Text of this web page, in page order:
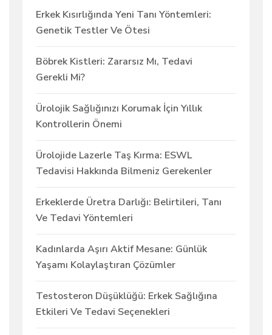
Erkek Kısırlığında Yeni Tanı Yöntemleri:
Genetik Testler Ve Ötesi
Böbrek Kistleri: Zararsız Mı, Tedavi
Gerekli Mi?
Ürolojik Sağlığınızı Korumak İçin Yıllık
Kontrollerin Önemi
Ürolojide Lazerle Taş Kırma: ESWL
Tedavisi Hakkında Bilmeniz Gerekenler
Erkeklerde Üretra Darlığı: Belirtileri, Tanı
Ve Tedavi Yöntemleri
Kadınlarda Aşırı Aktif Mesane: Günlük
Yaşamı Kolaylaştıran Çözümler
Testosteron Düşüklüğü: Erkek Sağlığına
Etkileri Ve Tedavi Seçenekleri